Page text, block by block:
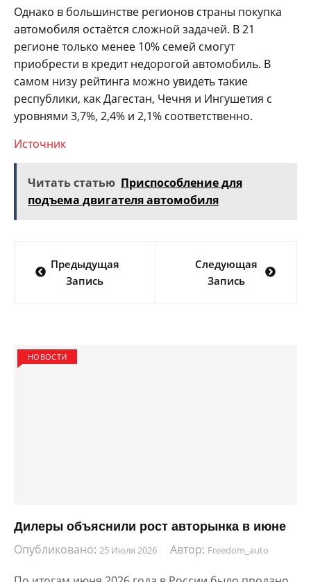
Однако в большинстве регионов страны покупка
автомобиля остаётся сложной задачей. В 21
регионе только менее 10% семей смогут
приобрести в кредит недорогой автомобиль. В
самом низу рейтинга можно увидеть такие
республики, как Дагестан, Чечня и Ингушетия с
уровнями 3,7%, 2,4% и 2,1% соответственно.
Источник
Читать статью Приспособление для
подъема двигателя автомобиля
по
Предыдущая
Запись
Следующая
Запись
НОВОСТИ
Дилеры объяснили рост авторынка в июне
Опубликовано: 25 Июля 2026 Автор: Freedom_auto